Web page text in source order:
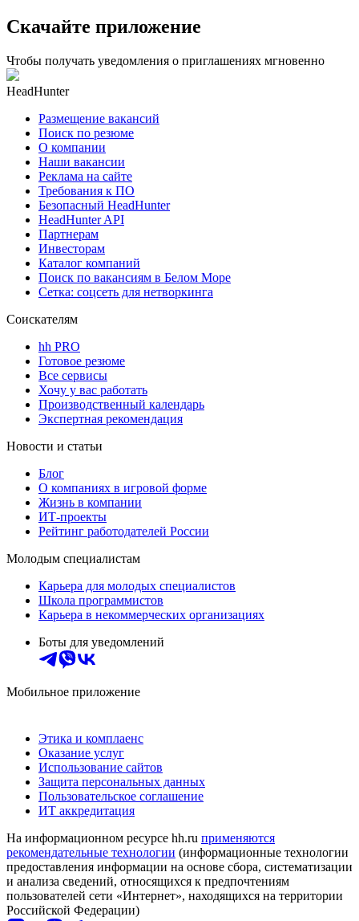
Скачайте приложение
Чтобы получать уведомления о приглашениях мгновенно
HeadHunter
Размещение вакансий
Поиск по резюме
О компании
Наши вакансии
Реклама на сайте
Требования к ПО
Безопасный HeadHunter
HeadHunter API
Партнерам
Инвесторам
Каталог компаний
Поиск по вакансиям в Белом Море
Сетка: соцсеть для нетворкинга
Соискателям
hh PRO
Готовое резюме
Все сервисы
Хочу у вас работать
Производственный календарь
Экспертная рекомендация
Новости и статьи
Блог
О компаниях в игровой форме
Жизнь в компании
ИТ-проекты
Рейтинг работодателей России
Молодым специалистам
Карьера для молодых специалистов
Школа программистов
Карьера в некоммерческих организациях
Боты для уведомлений
Мобильное приложение
Этика и комплаенс
Оказание услуг
Использование сайтов
Защита персональных данных
Пользовательское соглашение
ИТ аккредитация
На информационном ресурсе hh.ru применяются
рекомендательные технологии (информационные технологии
предоставления информации на основе сбора, систематизации
и анализа сведений, относящихся к предпочтениям
пользователей сети «Интернет», находящихся на территории
Российской Федерации)